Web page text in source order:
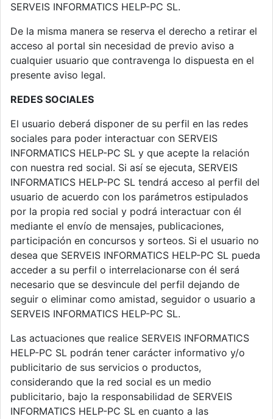
SERVEIS INFORMATICS HELP-PC SL.
De la misma manera se reserva el derecho a retirar el
acceso al portal sin necesidad de previo aviso a
cualquier usuario que contravenga lo dispuesta en el
presente aviso legal.
REDES SOCIALES
El usuario deberá disponer de su perfil en las redes
sociales para poder interactuar con SERVEIS
INFORMATICS HELP-PC SL y que acepte la relación
con nuestra red social. Si así se ejecuta, SERVEIS
INFORMATICS HELP-PC SL tendrá acceso al perfil del
usuario de acuerdo con los parámetros estipulados
por la propia red social y podrá interactuar con él
mediante el envío de mensajes, publicaciones,
participación en concursos y sorteos. Si el usuario no
desea que SERVEIS INFORMATICS HELP-PC SL pueda
acceder a su perfil o interrelacionarse con él será
necesario que se desvincule del perfil dejando de
seguir o eliminar como amistad, seguidor o usuario a
SERVEIS INFORMATICS HELP-PC SL.
Las actuaciones que realice SERVEIS INFORMATICS
HELP-PC SL podrán tener carácter informativo y/o
publicitario de sus servicios o productos,
considerando que la red social es un medio
publicitario, bajo la responsabilidad de SERVEIS
INFORMATICS HELP-PC SL en cuanto a las